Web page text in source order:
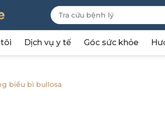
Dịch vụ y tế Góc sức khỏe
biểu bì bullosa